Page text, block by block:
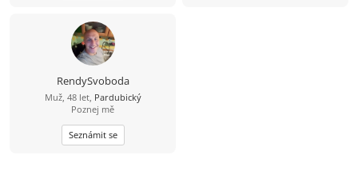
budu rád. Zatím ahoj ????
RendySvoboda
Muž, 48 let, Pardubický
Poznej mě
Seznámit se